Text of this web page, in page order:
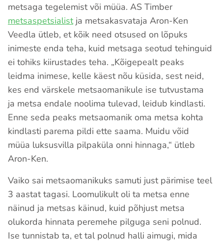
metsaga tegelemist või müüa. AS Timber
metsaspetsialistja metsakasvataja Aron-Ken
Veedla ütleb, et kõik need otsused on lõpuks
inimeste enda teha, kuid metsaga seotud tehinguid
ei tohiks kiirustades teha. „Kõigepealt peaks
leidma inimese, kelle käest nõu küsida, sest neid,
kes end värskele metsaomanikule ise tutvustama
ja metsa endale noolima tulevad, leidub kindlasti.
Enne seda peaks metsaomanik oma metsa kohta
kindlasti parema pildi ette saama. Muidu võid
müüa luksusvilla pilpaküla onni hinnaga,“ ütleb
Aron-Ken.
Vaiko sai metsaomanikuks samuti just pärimise teel
3 aastat tagasi. Loomulikult oli ta metsa enne
näinud ja metsas käinud, kuid põhjust metsa
olukorda hinnata peremehe pilguga seni polnud.
Ise tunnistab ta, et tal polnud halli aimugi, mida